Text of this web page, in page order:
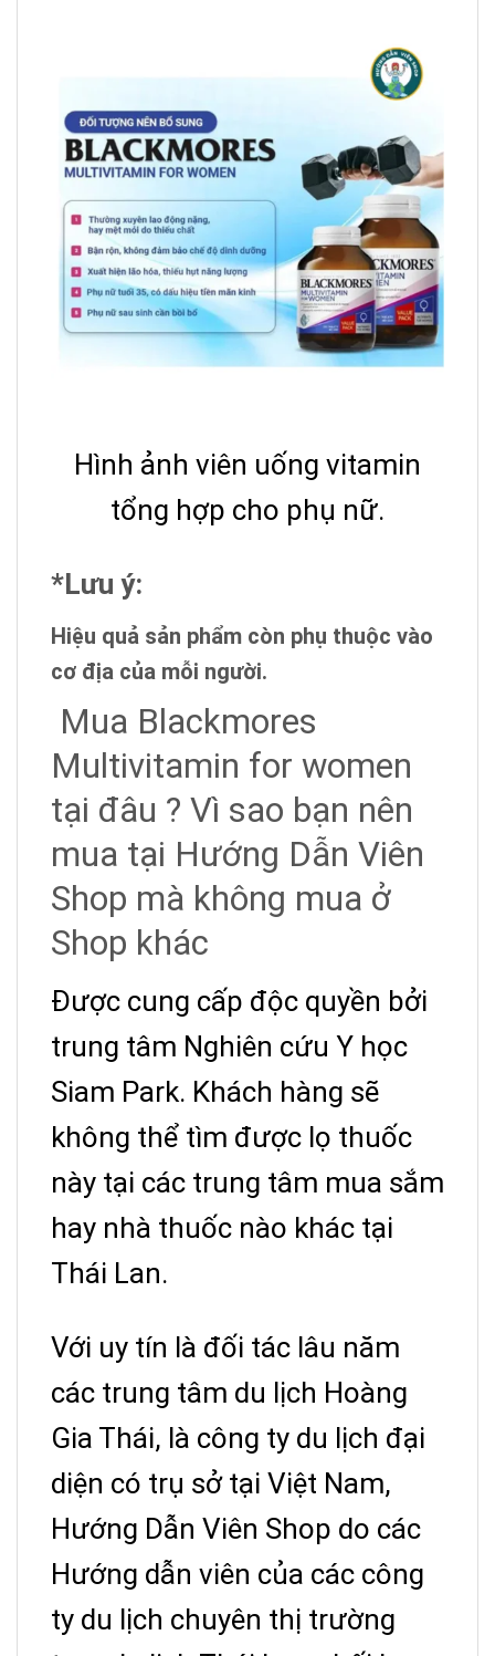
Hình ảnh viên uống vitamin
tổng hợp cho phụ nữ.
*Lưu ý:
Hiệu quả sản phẩm còn phụ thuộc vào
cơ địa của mỗi người.
Mua Blackmores
Multivitamin for women
tại đâu ? Vì sao bạn nên
mua tại Hướng Dẫn Viên
Shop mà không mua ở
Shop khác
Được cung cấp độc quyền bởi
trung tâm Nghiên cứu Y học
Siam Park. Khách hàng sẽ
không thể tìm được lọ thuốc
này tại các trung tâm mua sắm
hay nhà thuốc nào khác tại
Thái Lan.
Với uy tín là đối tác lâu năm
các trung tâm du lịch Hoàng
Gia Thái, là công ty du lịch đại
diện có trụ sở tại Việt Nam,
Hướng Dẫn Viên Shop do các
Hướng dẫn viên của các công
ty du lịch chuyên thị trường